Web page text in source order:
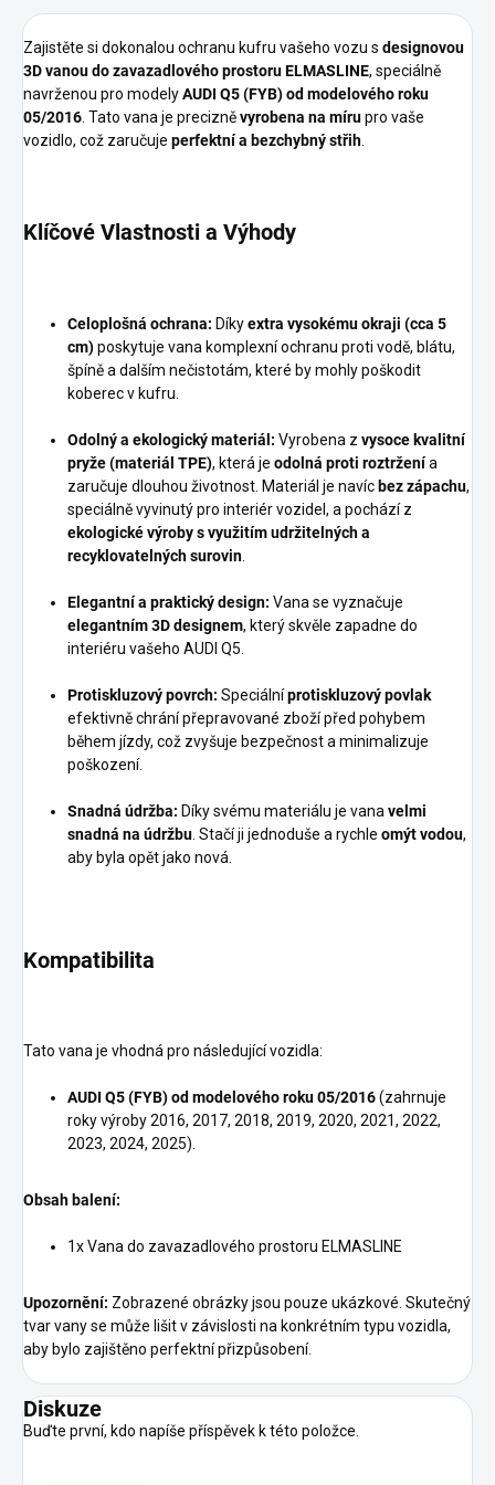
Zajistěte si dokonalou ochranu kufru vašeho vozu s designovou
3D vanou do zavazadlového prostoru ELMASLINE, speciálně
navrženou pro modelyAUDI Q5 (FYB) od modelového roku
05/2016. Tato vana je precizněvyrobena na mírupro vaše
vozidlo, což zaručuje perfektní a bezchybný střih.
Klíčové Vlastnosti a Výhody
Celoplošná ochrana: Díkyextra vysokému okraji (cca 5
cm)poskytuje vana komplexní ochranu proti vodě, blátu,
špíně a dalším nečistotám, které by mohly poškodit
koberec v kufru.
Odolný a ekologický materiál: Vyrobena z vysoce kvalitní
pryže (materiál TPE), která je odolná proti roztrženía
zaručuje dlouhou životnost. Materiál je navíc bez zápachu,
speciálně vyvinutý pro interiér vozidel, a pochází z
ekologické výroby s využitím udržitelných a
recyklovatelných surovin.
Elegantní a praktický design: Vana se vyznačuje
elegantním 3D designem, který skvěle zapadne do
interiéru vašeho AUDI Q5.
Protiskluzový povrch: Speciálníprotiskluzový povlak
efektivně chrání přepravované zboží před pohybem
během jízdy, což zvyšuje bezpečnost a minimalizuje
poškození.
Snadná údržba: Díky svému materiálu je vanavelmi
snadná na údržbu. Stačí ji jednoduše a rychle omýt vodou,
aby byla opět jako nová.
Kompatibilita
Tato vana je vhodná pro následující vozidla:
AUDI Q5 (FYB) od modelového roku 05/2016(zahrnuje
roky výroby 2016, 2017, 2018, 2019, 2020, 2021, 2022,
2023, 2024, 2025).
Obsah balení:
1x Vana do zavazadlového prostoru ELMASLINE
Upozornění: Zobrazené obrázky jsou pouze ukázkové. Skutečný
tvar vany se může lišit v závislosti na konkrétním typu vozidla,
aby bylo zajištěno perfektní přizpůsobení.
Diskuze
Buďte první, kdo napíše příspěvek k této položce.